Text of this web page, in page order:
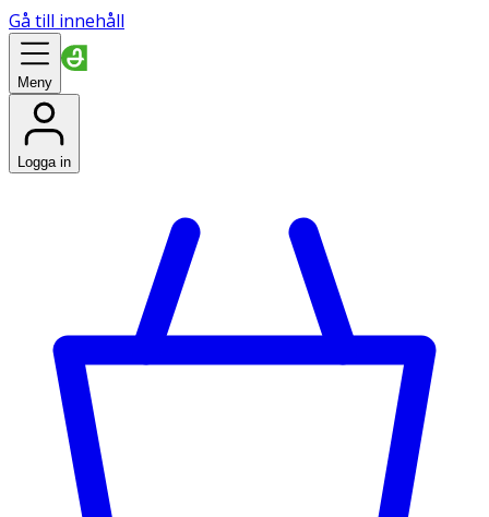
Gå till innehåll
Meny
Logga in